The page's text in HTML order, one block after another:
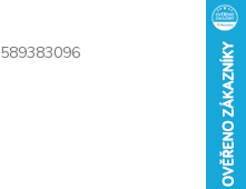
589383096